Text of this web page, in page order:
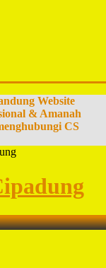
Website
& Amanah
CS